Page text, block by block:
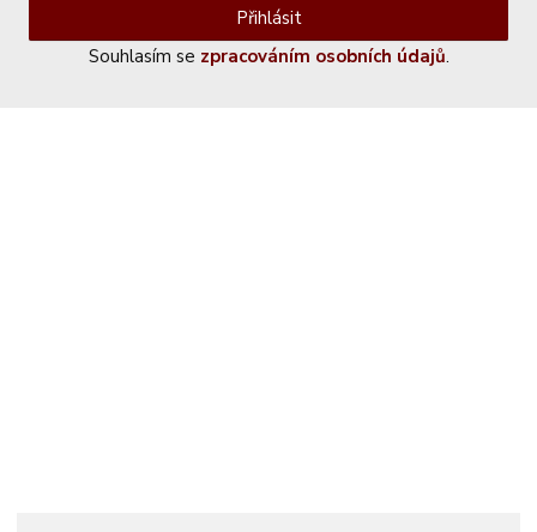
Přihlásit
Souhlasím se zpracováním osobních údajů.